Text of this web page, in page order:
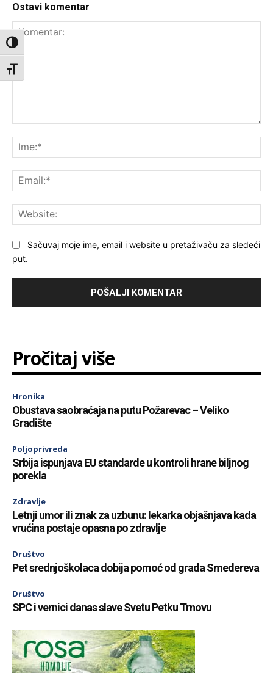
Toggle High Contrast
Toggle Font size
Ostavi komentar
Sačuvaj moje ime, email i website u pretaživaču za sledeći
put.
Pročitaj više
Hronika
Obustava saobraćaja na putu Požarevac – Veliko
Gradište
Poljoprivreda
Srbija ispunjava EU standarde u kontroli hrane biljnog
porekla
Zdravlje
Letnji umor ili znak za uzbunu: lekarka objašnjava kada
vrućina postaje opasna po zdravlje
Društvo
Pet srednjoškolaca dobija pomoć od grada Smedereva
Društvo
SPC i vernici danas slave Svetu Petku Trnovu